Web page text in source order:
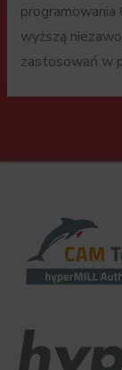
programowania
wyższą
zastosowań w